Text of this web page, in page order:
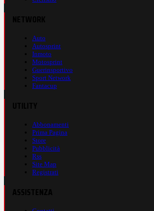
Auto
Autosprint
Inmoto
Motosprint
Guerinsportivo
Sport Network
Fantacup
Abbonamenti
Prima Pagina
Store
Pubblicità
Rss
Site Map
Registrati